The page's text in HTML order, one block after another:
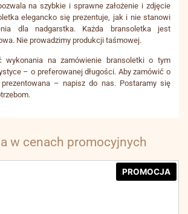
na szybkie i sprawne założenie i zdjęcie
elegancko się prezentuje, jak i nie stanowi
dla nadgarstka. Każda bransoletka jest
Nie prowadzimy produkcji taśmowej.
wykonania na zamówienie bransoletki o tym
– o preferowanej długości. Aby zamówić o
– napisz do nas. Postaramy się
w cenach promocyjnych
PROMOCJA